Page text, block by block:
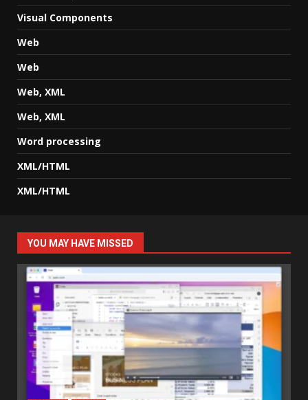
Visual Components
Web
Web
Web, XML
Web, XML
Word processing
XML/HTML
XML/HTML
YOU MAY HAVE MISSED